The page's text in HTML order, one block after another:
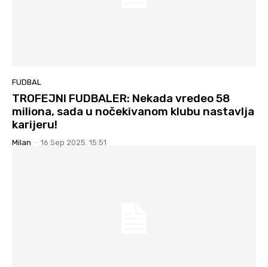
FUDBAL
TROFEJNI FUDBALER: Nekada vredeo 58
miliona, sada u nočekivanom klubu nastavlja
karijeru!
Milan - 16 Sep 2025. 15:51